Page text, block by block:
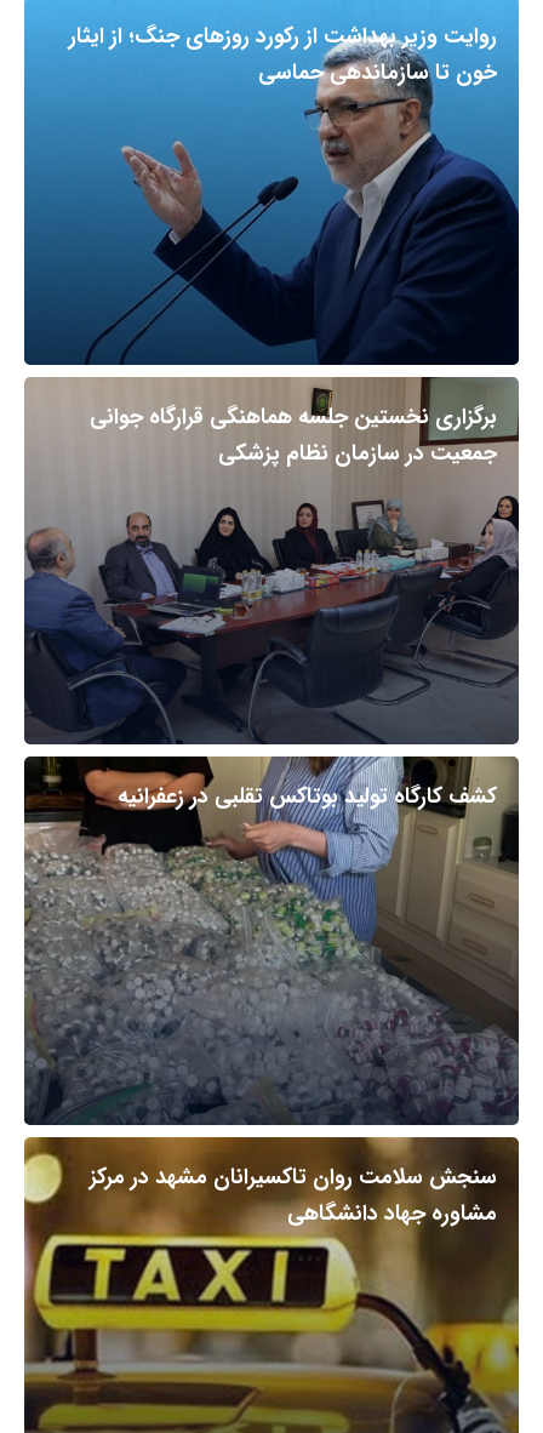
روایت وزیر بهداشت از رکورد روزهای جنگ؛ از ایثار
خون تا سازماندهی حماسی
برگزاری نخستین جلسه هماهنگی قرارگاه جوانی
جمعیت در سازمان نظام پزشکی
کشف کارگاه تولید بوتاکس تقلبی در زعفرانیه
سنجش سلامت روان تاکسیرانان مشهد در مرکز
مشاوره جهاد دانشگاهی